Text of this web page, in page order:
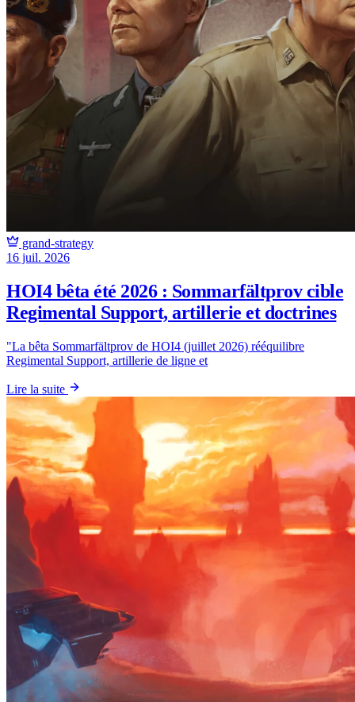
grand-strategy
16 juil. 2026
HOI4 bêta été 2026 : Sommarfältprov cible
Regimental Support, artillerie et doctrines
"La bêta Sommarfältprov de HOI4 (juillet 2026) rééquilibre
Regimental Support, artillerie de ligne et
Lire la suite